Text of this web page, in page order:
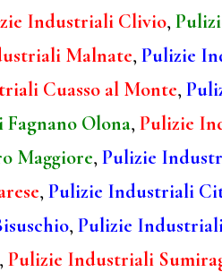
Industriali Clivio,
Malnate, Pulizie
Cuasso al Monte,
Olona, Pulizie
Maggiore, Pulizie
, Pulizie Industriali
, Pulizie
, Pulizie Industriali